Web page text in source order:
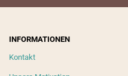
INFORMATIONEN
Kontakt